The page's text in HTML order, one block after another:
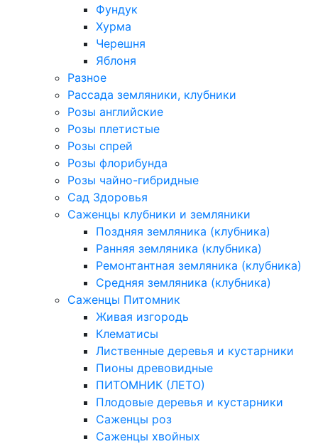
Фундук
Хурма
Черешня
Яблоня
Разное
Рассада земляники, клубники
Розы английские
Розы плетистые
Розы спрей
Розы флорибунда
Розы чайно-гибридные
Сад Здоровья
Саженцы клубники и земляники
Поздняя земляника (клубника)
Ранняя земляника (клубника)
Ремонтантная земляника (клубника)
Средняя земляника (клубника)
Саженцы Питомник
Живая изгородь
Клематисы
Лиственные деревья и кустарники
Пионы древовидные
ПИТОМНИК (ЛЕТО)
Плодовые деревья и кустарники
Саженцы роз
Саженцы хвойных